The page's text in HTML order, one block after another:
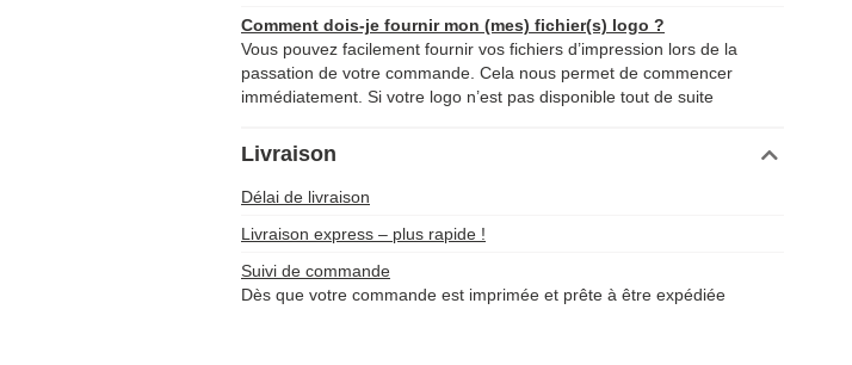
Comment dois-je fournir mon (mes) fichier(s) logo ?
Vous pouvez facilement fournir vos fichiers d’impression lors de la
passation de votre commande. Cela nous permet de commencer
immédiatement. Si votre logo n’est pas disponible tout de suite
Livraison
Délai de livraison
Livraison express – plus rapide !
Suivi de commande
Dès que votre commande est imprimée et prête à être expédiée